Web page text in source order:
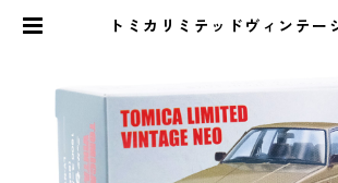
トミカリミテッドヴィンテー